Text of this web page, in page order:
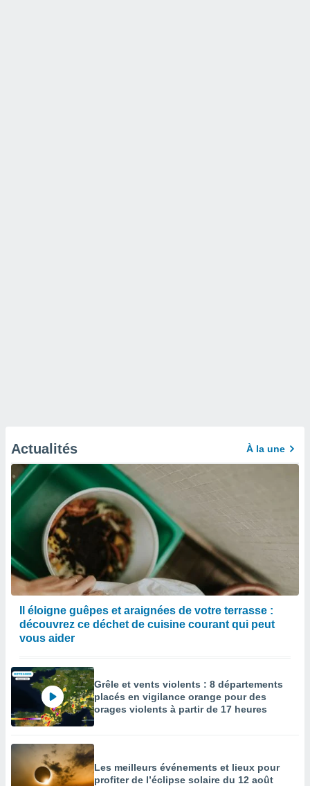
Actualités À la une
Il éloigne guêpes et araignées de votre terrasse :
découvrez ce déchet de cuisine courant qui peut
vous aider
Grêle et vents violents : 8 départements
placés en vigilance orange pour des
orages violents à partir de 17 heures
Les meilleurs événements et lieux pour
profiter de l’éclipse solaire du 12 août